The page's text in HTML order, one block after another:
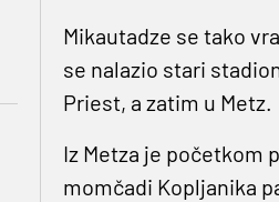
Mikautadze se tako
se nalazio stari
Priest, a zatim u Metz.
Iz Metza je početkom
momčadi Kopljanika